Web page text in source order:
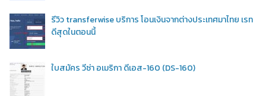
รีวิว transferwise บริการ โอนเงินจากต่างประเทศมาไทย เรท
ดีสุดในตอนนี้
ใบสมัคร วีซ่า อเมริกา ดีเอส-160 (DS-160)